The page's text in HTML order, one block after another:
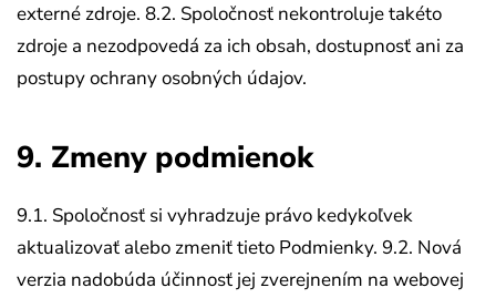
externé zdroje. 8.2. Spoločnosť nekontroluje takéto
zdroje a nezodpovedá za ich obsah, dostupnosť ani za
postupy ochrany osobných údajov.
9. Zmeny podmienok
9.1. Spoločnosť si vyhradzuje právo kedykoľvek
aktualizovať alebo zmeniť tieto Podmienky. 9.2. Nová
verzia nadobúda účinnosť jej zverejnením na webovej